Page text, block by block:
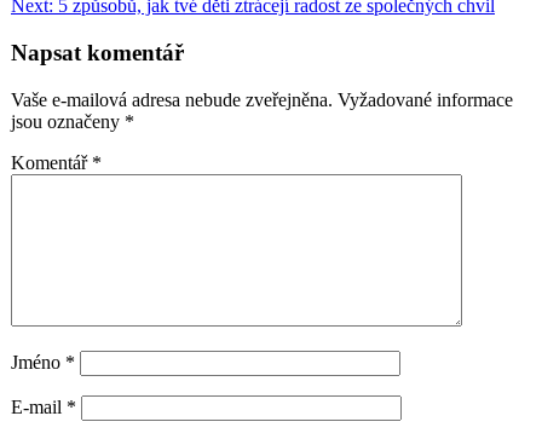
pro
příspěvek
Next: 5 způsobů, jak tvé děti ztrácejí radost ze společných chvil
Napsat komentář
Vaše e-mailová adresa nebude zveřejněna. Vyžadované informace
jsou označeny *
Komentář *
Jméno *
E-mail *